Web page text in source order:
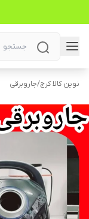
نوین کالا کرج/جاروبرقی